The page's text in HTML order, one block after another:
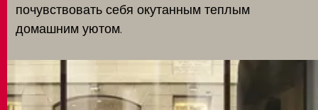
почувствовать себя окутанным теплым
домашним уютом.